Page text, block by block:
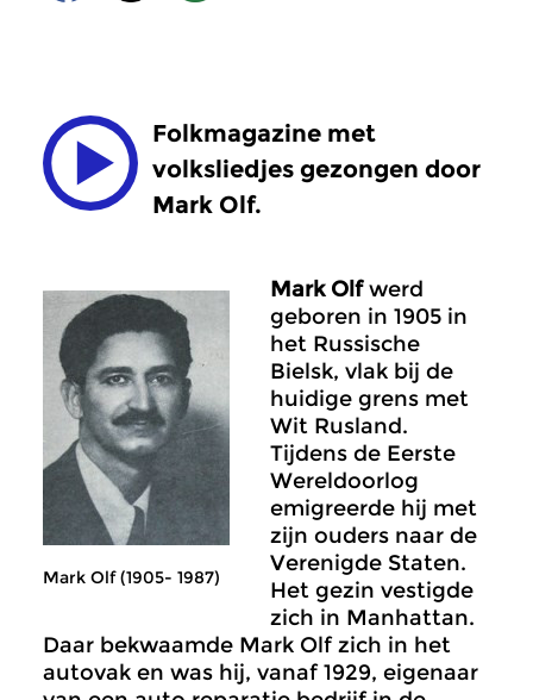
Folkmagazine met
volksliedjes gezongen door
Mark Olf.
Mark Olf (1905- 1987)
Mark Olfwerd
geboren in 1905 in
het Russische
Bielsk, vlak bij de
huidige grens met
Wit Rusland.
Tijdens de Eerste
Wereldoorlog
emigreerde hij met
zijn ouders naar de
Verenigde Staten.
Het gezin vestigde
zich in Manhattan.
Daar bekwaamde Mark Olf zich in het
autovak en was hij, vanaf 1929, eigenaar